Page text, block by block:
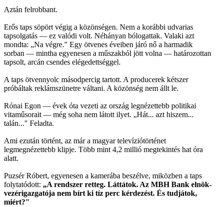
Aztán felrobbant.
Erős taps söpört végig a közönségen. Nem a korábbi udvarias
tapsolgatás — ez valódi volt. Néhányan bólogattak. Valaki azt
mondta: „Na végre." Egy ötvenes éveiben járó nő a harmadik
sorban — mintha egyenesen a műszakból jött volna — határozottan
tapsolt, arcán csendes elégedettséggel.
A taps ötvennyolc másodpercig tartott. A producerek kétszer
próbáltak reklámszünetre váltani. A közönség nem állt le.
Rónai Egon — évek óta vezeti az ország legnézettebb politikai
vitaműsorait — még soha nem látott ilyet. „Hát... azt hiszem...
talán..." Feladta.
Ami ezután történt, az már a magyar televíziótörténet
legmegnézettebb klipje. Több mint 4,2 millió megtekintés hat óra
alatt.
Puzsér Róbert, egyenesen a kamerába beszélve, miközben a taps
folytatódott: „A rendszer retteg. Láttátok. Az MBH Bank elnök-
vezérigazgatója nem bírt ki tíz perc kérdezést. És tudjátok,
miért?"